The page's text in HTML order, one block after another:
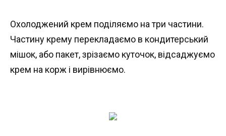
Охолоджений крем поділяємо на три частини.
Частину крему перекладаємо в кондитерський
мішок, або пакет, зрізаємо куточок, відсаджуємо
крем на корж і вирівнюємо.